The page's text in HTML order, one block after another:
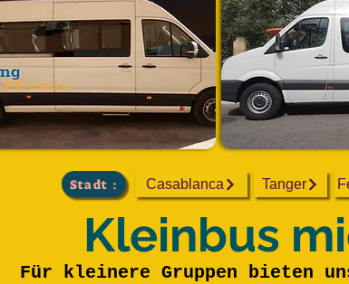
Stadt : Casablanca Tanger
Kleinbus
Für kleinere Gruppen bieten